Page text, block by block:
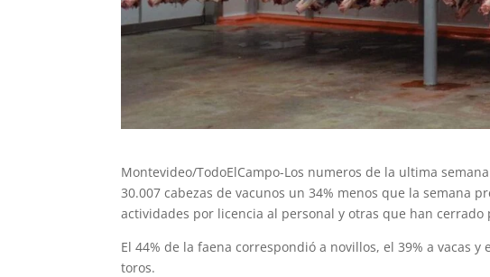
Montevideo/TodoElCampo-Los numeros de la ultima
30.007 cabezas de vacunos un 34% menos que la semana
actividades por licencia al personal y otras que han cerrado
El 44% de la faena correspondió a novillos, el 39% a vacas
toros.